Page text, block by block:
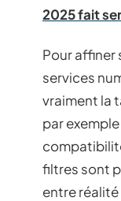
2025 fait
Pour affiner
services
vraiment la
par
filtres sont
entre